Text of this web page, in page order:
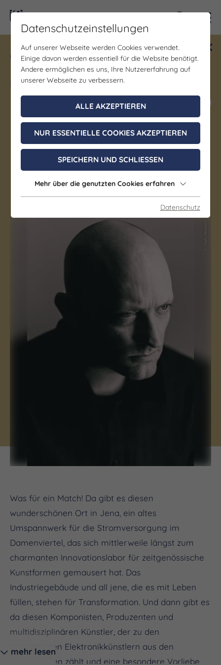
Gewinne ein Blind Date mit Saale-
Unstrut! Teilnahme vom 1.7. - 18.12.
möglich.
Jetzt mitmachen
Arenakustik Jena | LudoWic
Event beendet
Jena
(c) Rahi Rezvani
Was für ein Match! Da gibt es diesen
wunderschönen Ort in Jena, ein altes
Umspannwerk für die Stromversorgung im
Damenviertel, das sich mittlerweile längst zum
charmanten Innovationslabor für zeitgenössische
Kunstformen gemausert hat. Das
Industriegebäude und all jene, die es mit Leben
füllen, stehen für Transformation. Und dann gibt es
da diesen Komponisten, Produzenten und
multidisziplinären Künstler, der zu den
innovativsten Elektronikkünstlern aus den
Niederlanden zählt und eine besondere Vorliebe
mehr lesen
Datenschutzeinstellungen
Auf unserer Webseite werden Cookies verwendet.
Einige davon werden essentiell für die Website benötigt.
Andere ermöglichen es uns, Ihre Nutzererfahrung auf
unserer Webseite zu verbessern.
ALLE AKZEPTIEREN
NUR ESSENTIELLE COOKIES AKZEPTIEREN
SPEICHERN UND SCHLIESSEN
Mehr über die genutzten Cookies erfahren
Datenschutz